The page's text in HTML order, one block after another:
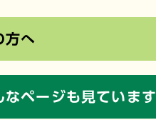
方へ
なページも見ています